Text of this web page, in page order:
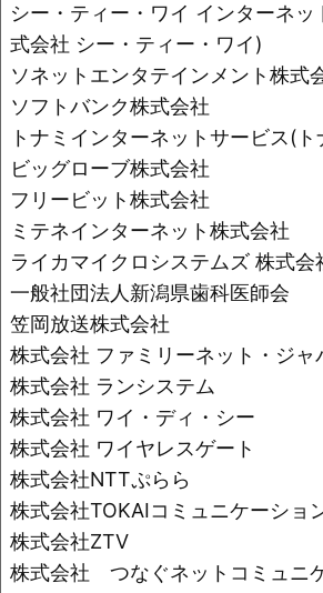
シー・ティー・ワイ インターネ
式会社 シー・ティー・ワイ)
ソネットエンタテインメント株式
ソフトバンク株式会社
トナミインターネットサービス(
ビッグローブ株式会社
フリービット株式会社
ミテネインターネット株式会社
ライカマイクロシステムズ 株式会
一般社団法人新潟県歯科医師会
笠岡放送株式会社
株式会社 ファミリーネット・ジャ
株式会社 ランシステム
株式会社 ワイ・ディ・シー
株式会社 ワイヤレスゲート
株式会社NTTぷらら
株式会社TOKAIコミュニケーショ
株式会社ZTV
株式会社 つなぐネットコミュニ